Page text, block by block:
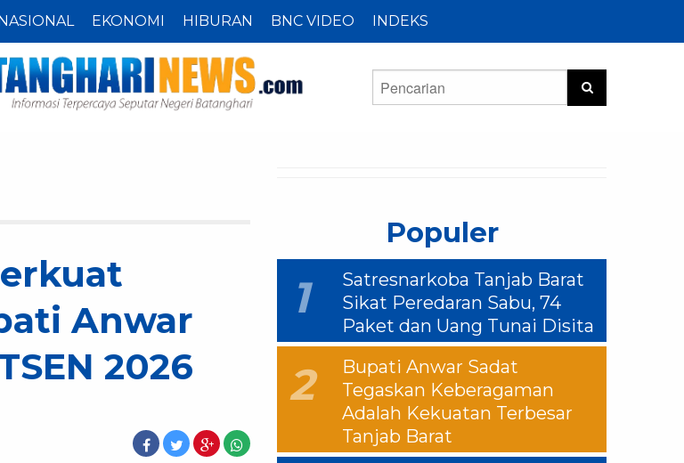
EKONOMI HIBURAN BNC VIDEO INDEKS
Anwar
2026
Populer
1
Satresnarkoba Tanjab Barat
Sikat Peredaran Sabu, 74
Paket dan Uang Tunai Disita
2
Bupati Anwar Sadat
Tegaskan Keberagaman
Adalah Kekuatan Terbesar
Tanjab Barat